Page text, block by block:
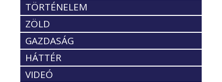
TÖRTÉNELEM
ZÖLD
GAZDASÁG
HÁTTÉR
VIDEÓ